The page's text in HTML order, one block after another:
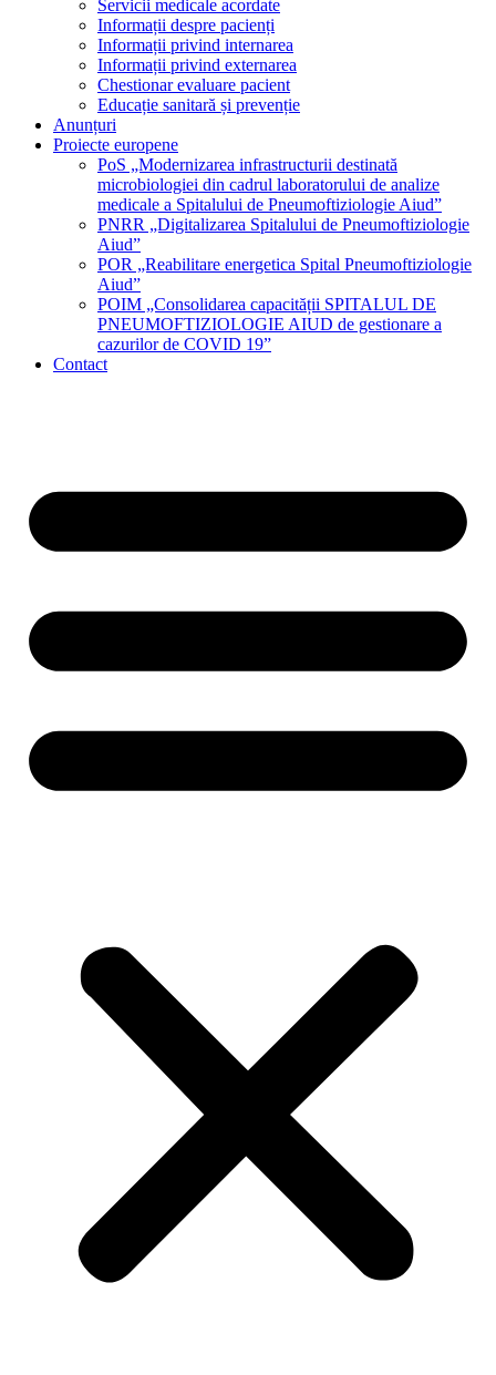
Servicii medicale acordate
Informații despre pacienți
Informații privind internarea
Informații privind externarea
Chestionar evaluare pacient
Educație sanitară și prevenție
Anunțuri
Proiecte europene
PoS „Modernizarea infrastructurii destinată
microbiologiei din cadrul laboratorului de analize
medicale a Spitalului de Pneumoftiziologie Aiud”
PNRR „Digitalizarea Spitalului de Pneumoftiziologie
Aiud”
POR „Reabilitare energetica Spital Pneumoftiziologie
Aiud”
POIM „Consolidarea capacității SPITALUL DE
PNEUMOFTIZIOLOGIE AIUD de gestionare a
cazurilor de COVID 19”
Contact